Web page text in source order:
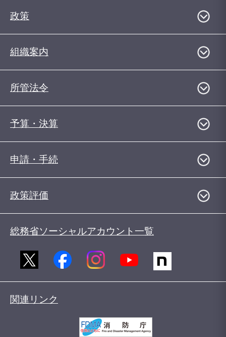
政策
組織案内
所管法令
予算・決算
申請・手続
政策評価
総務省ソーシャルアカウント一覧
関連リンク